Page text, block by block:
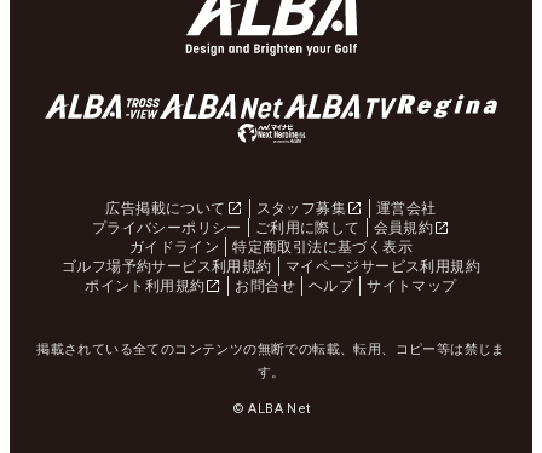
広告掲載について スタッフ募集
運営会社
プライバシーポリシー
ご利用に際して
会員規約
ガイドライン
特定商取引法に基づく表示
ゴルフ場予約サービス利用規約
マイページサービス利用規約
ポイント利用規約
お問合せ ヘルプ サイトマップ
掲載されている全てのコンテンツの無断での転載、転用、コピー等は禁じま
す。
© ALBA Net